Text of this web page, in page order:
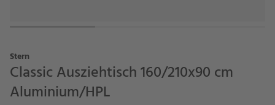
Stern
Classic Ausziehtisch 160/210x90 cm
Aluminium/HPL